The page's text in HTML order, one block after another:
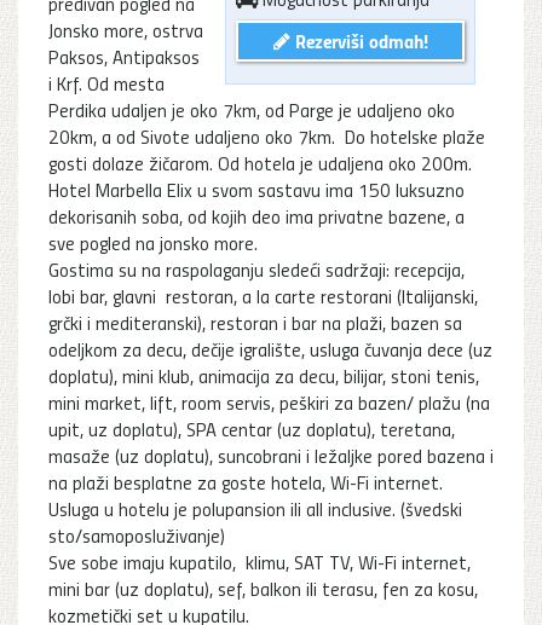
Rezerviši odmah!
Jonsko more, ostrva
Paksos, Antipaksos
i Krf. Od mesta
Perdika udaljen je oko 7km, od Parge je udaljeno oko
20km, a od Sivote udaljeno oko 7km. Do hotelske plaže
gosti dolaze žičarom. Od hotela je udaljena oko 200m.
Hotel Marbella Elix u svom sastavu ima 150 luksuzno
dekorisanih soba, od kojih deo ima privatne bazene, a
sve pogled na jonsko more.
Gostima su na raspolaganju sledeći sadržaji: recepcija,
lobi bar, glavni restoran, a la carte restorani (Italijanski,
grčki i mediteranski), restoran i bar na plaži, bazen sa
odeljkom za decu, dečije igralište, usluga čuvanja dece (uz
doplatu), mini klub, animacija za decu, bilijar, stoni tenis,
mini market, lift, room servis, peškiri za bazen/ plažu (na
upit, uz doplatu), SPA centar (uz doplatu), teretana,
masaže (uz doplatu), suncobrani i ležaljke pored bazena i
na plaži besplatne za goste hotela, Wi-Fi internet.
Usluga u hotelu je polupansion ili all inclusive. (švedski
sto/samoposluživanje)
Sve sobe imaju kupatilo, klimu, SAT TV, Wi-Fi internet,
mini bar (uz doplatu), sef, balkon ili terasu, fen za kosu,
kozmetički set u kupatilu.